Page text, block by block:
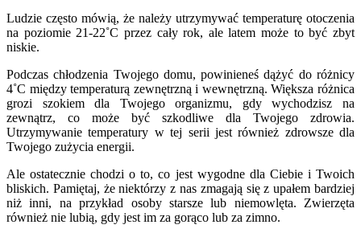
Ludzie często mówią, że należy utrzymywać temperaturę otoczenia
na poziomie 21-22˚C przez cały rok, ale latem może to być zbyt
niskie.
Podczas chłodzenia Twojego domu, powinieneś dążyć do różnicy
4˚C między temperaturą zewnętrzną i wewnętrzną. Większa różnica
grozi szokiem dla Twojego organizmu, gdy wychodzisz na
zewnątrz, co może być szkodliwe dla Twojego zdrowia.
Utrzymywanie temperatury w tej serii jest również zdrowsze dla
Twojego zużycia energii.
Ale ostatecznie chodzi o to, co jest wygodne dla Ciebie i Twoich
bliskich. Pamiętaj, że niektórzy z nas zmagają się z upałem bardziej
niż inni, na przykład osoby starsze lub niemowlęta. Zwierzęta
również nie lubią, gdy jest im za gorąco lub za zimno.